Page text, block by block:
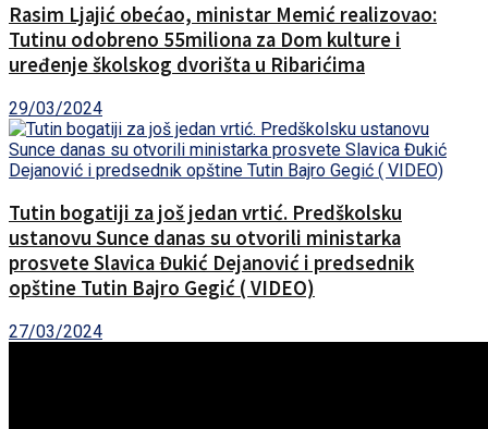
Rasim Ljajić obećao, ministar Memić realizovao:
Tutinu odobreno 55miliona za Dom kulture i
uređenje školskog dvorišta u Ribarićima
29/03/2024
Tutin bogatiji za još jedan vrtić. Predškolsku
ustanovu Sunce danas su otvorili ministarka
prosvete Slavica Đukić Dejanović i predsednik
opštine Tutin Bajro Gegić ( VIDEO)
27/03/2024